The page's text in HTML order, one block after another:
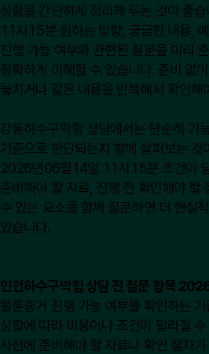
상황을 간단하게 정리해 두는 것이 좋
11시15분 원하는 방향, 궁금한 내용,
진행 가능 여부와 관련된 질문을 미리
정확하게 이해할 수 있습니다. 준비 없
놓치거나 같은 내용을 반복해서 확인해
강동하수구막힘 상담에서는 단순히 가
기준으로 판단되는지 함께 살펴보는 것
2026년06월14일 11시15분 조건이
준비해야 할 자료, 진행 전 확인해야 할
수 있는 요소를 함께 질문하면 더 현실
있습니다.
인천하수구막힘 상담 전 질문 항목
불륜증거 진행 가능 여부를 확인하는 기
상황에 따라 비용이나 조건이 달라질 수
사전에 준비해야 할 자료나 확인 절차가